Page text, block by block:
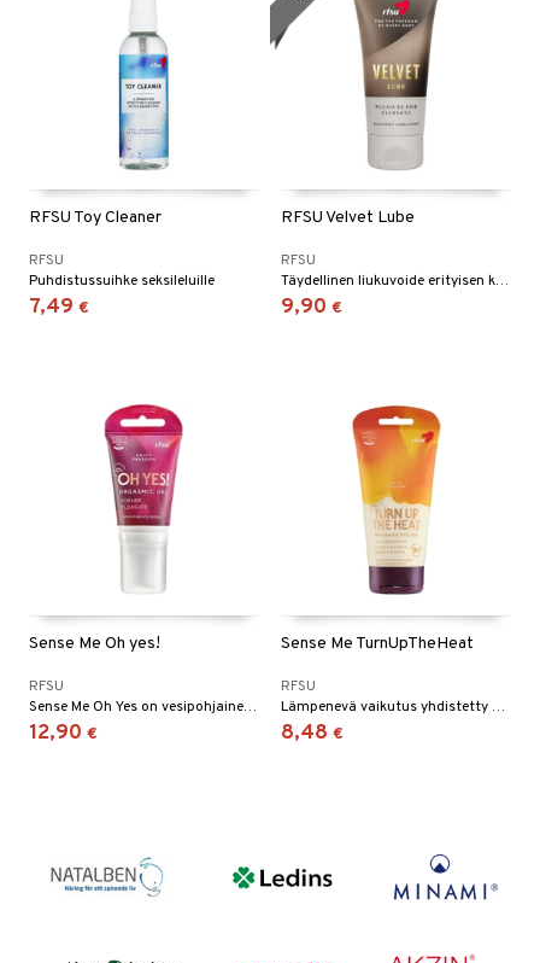
RFSU Toy Cleaner
RFSU
Puhdistussuihke seksileluille
7,49 €
RFSU Velvet Lube
RFSU
Täydellinen liukuvoide erityisen kestävään liukuun.
9,90 €
Sense Me Oh yes!
RFSU
Sense Me Oh Yes on vesipohjainen geeli, joka stimuloi naisen halua.
12,90 €
Sense Me TurnUpTheHeat
RFSU
Lämpenevä vaikutus yhdistetty hieronta-geeli ja liukuvoide.
8,48 €